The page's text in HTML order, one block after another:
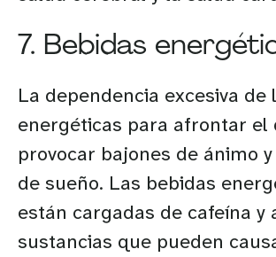
7. Bebidas
La dependencia excesiva de
energéticas para afrontar el
provocar bajones de ánimo
de sueño. Las bebidas
están cargadas de cafeína y
sustancias que pueden